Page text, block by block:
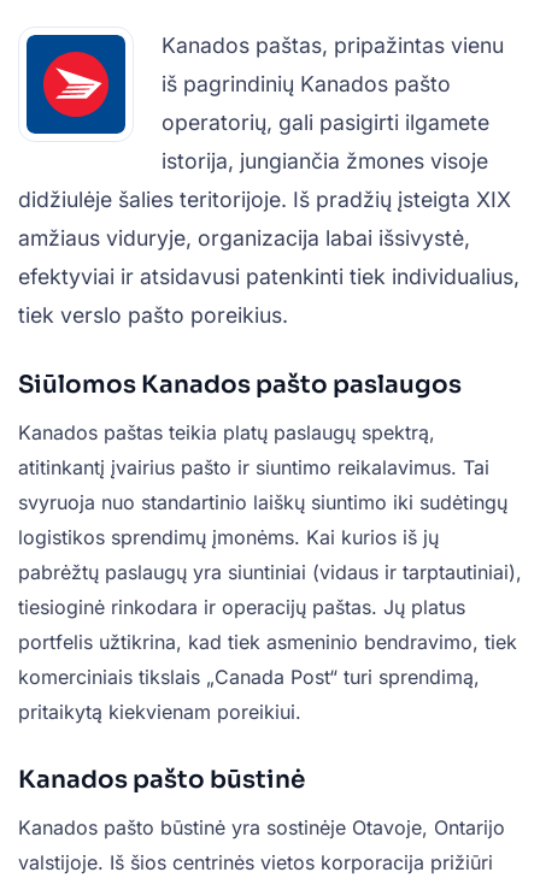
Kanados paštas, pripažintas vienu
iš pagrindinių Kanados pašto
operatorių, gali pasigirti ilgamete
istorija, jungiančia žmones visoje
didžiulėje šalies teritorijoje. Iš pradžių įsteigta XIX
amžiaus viduryje, organizacija labai išsivystė,
efektyviai ir atsidavusi patenkinti tiek individualius,
tiek verslo pašto poreikius.
Siūlomos Kanados pašto paslaugos
Kanados paštas teikia platų paslaugų spektrą,
atitinkantį įvairius pašto ir siuntimo reikalavimus. Tai
svyruoja nuo standartinio laiškų siuntimo iki sudėtingų
logistikos sprendimų įmonėms. Kai kurios iš jų
pabrėžtų paslaugų yra siuntiniai (vidaus ir tarptautiniai),
tiesioginė rinkodara ir operacijų paštas. Jų platus
portfelis užtikrina, kad tiek asmeninio bendravimo, tiek
komerciniais tikslais „Canada Post“ turi sprendimą,
pritaikytą kiekvienam poreikiui.
Kanados pašto būstinė
Kanados pašto būstinė yra sostinėje Otavoje, Ontarijo
valstijoje. Iš šios centrinės vietos korporacija prižiūri